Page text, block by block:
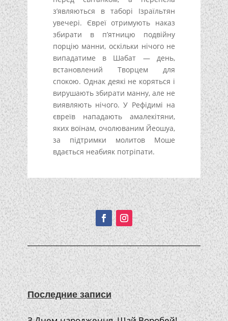
з’являються в таборі Ізраїльтян
увечері. Євреї отримують наказ
збирати в п’ятницю подвійну
порцію манни, оскільки нічого не
випадатиме в Шабат — день,
встановлений Творцем для
спокою. Однак деякі не коряться і
вирушають збирати манну, але не
виявляють нічого. У Рефідимі на
євреїв нападають амалекітяни,
яких воїнам, очолюваним Йеошуа,
за підтримки молитов Моше
вдається неабияк потріпати.
Подписывайтесь!
Последние записи